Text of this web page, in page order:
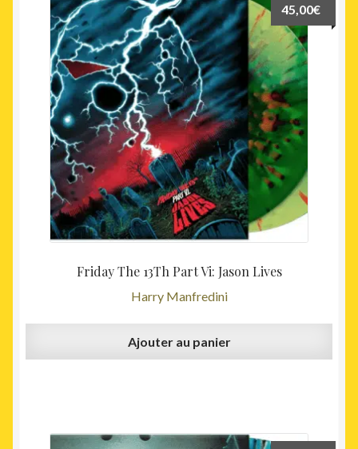
Friday The 13Th Part Vi: Jason Lives
Harry Manfredini
45,00€
Ajouter au panier